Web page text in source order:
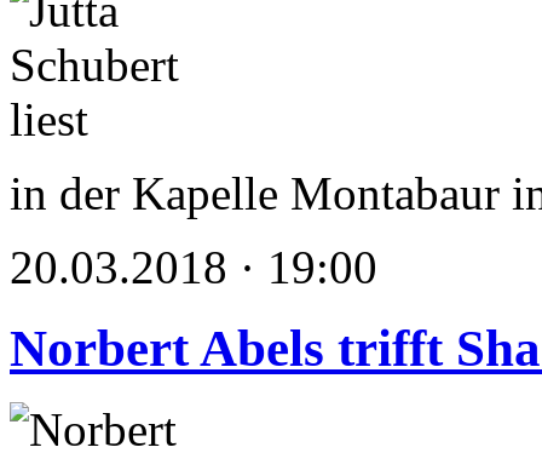
in der Kapelle Montabaur
20.03.2018 · 19:00
Norbert Abels trifft